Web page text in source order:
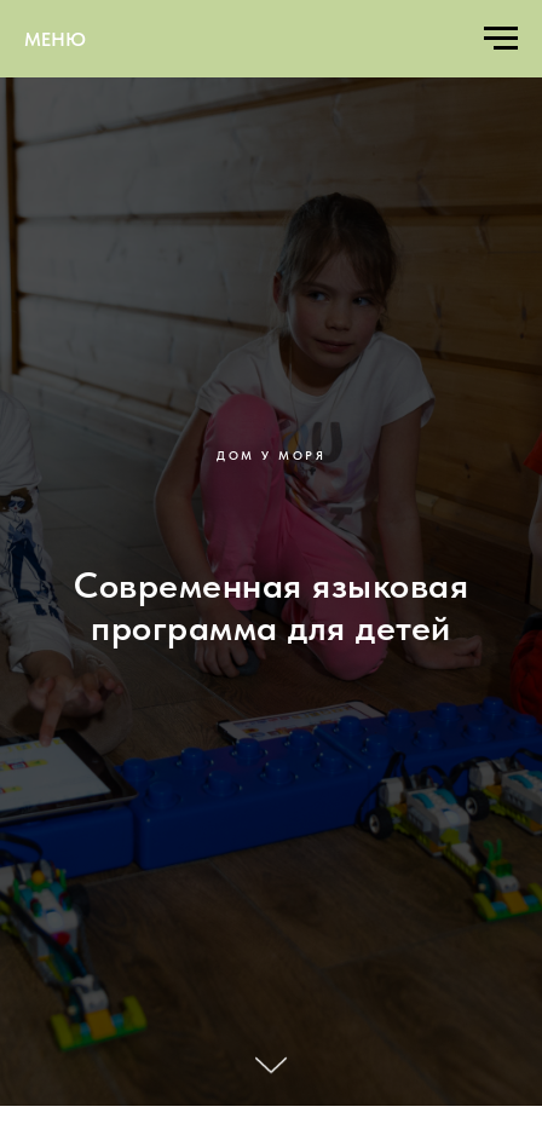
МЕНЮ
ДОМ У МОРЯ
Современная языковая
программа для детей